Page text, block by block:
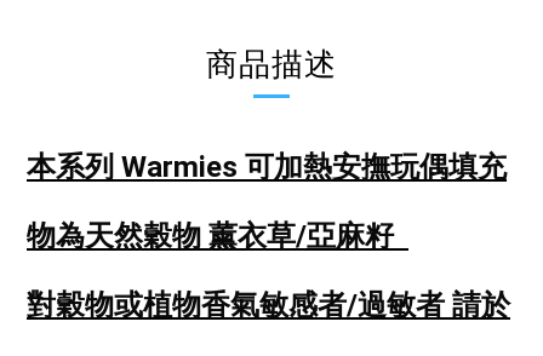
商品描述
本系列 Warmies 可加熱安撫玩偶填充
物為天然穀物 薰衣草/亞麻籽
對穀物或植物香氣敏感者/過敏者 請於